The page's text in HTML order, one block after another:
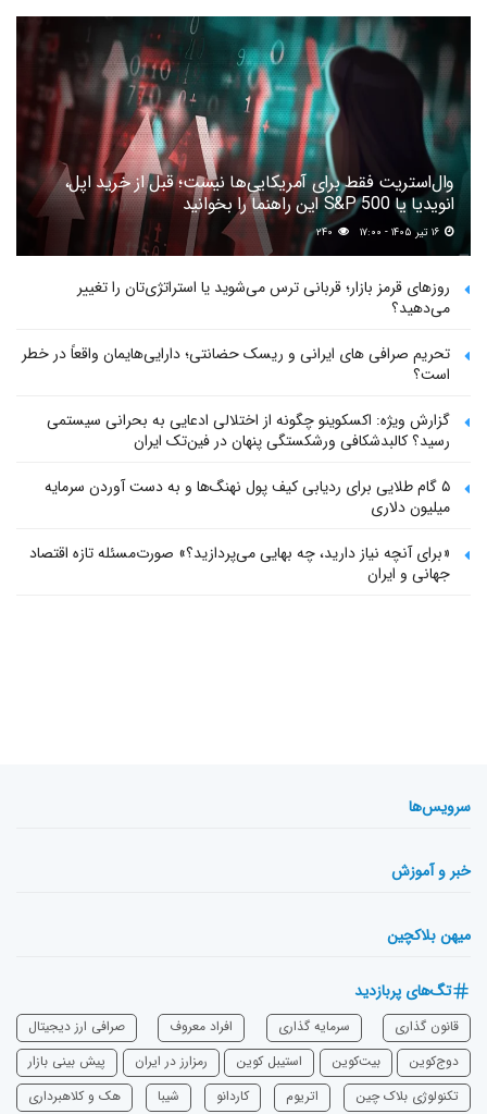
وال‌استریت فقط برای آمریکایی‌ها نیست؛ قبل از خرید اپل،
انویدیا یا S&P 500 این راهنما را بخوانید
۲۴۰
روزهای قرمز بازار؛ قربانی ترس می‌شوید یا استراتژی‌تان را تغییر
می‌دهید؟
تحریم صرافی های ایرانی و ریسک حضانتی؛ دارایی‌هایمان واقعاً در خطر
است؟
گزارش ویژه: اکسکوینو چگونه از اختلالی ادعایی به بحرانی سیستمی
رسید؟ کالبدشکافی ورشکستگی پنهان در فین‌تک ایران
۵ گام طلایی برای ردیابی کیف پول‌ نهنگ‌ها و به دست آوردن سرمایه
میلیون دلاری
«برای آنچه نیاز دارید، چه بهایی می‌پردازید؟» صورت‌مسئله تازه اقتصاد
جهانی و ایران
سرویس‌ها
خبر و آموزش
میهن بلاکچین
تگ‌های پربازدید
قانون گذاری سرمایه‌ گذاری افراد معروف
صرافی ارز دیجیتال
دوج‌کوین
بیت‌کوین استیبل کوین رمزارز در ایران
پیش بینی بازار
تکنولوژی بلاک چین
اتریوم ‌کاردانو شیبا هک و کلاهبرداری